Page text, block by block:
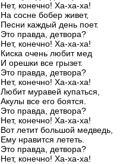
Нет, конечно! Ха-ха-ха!
На сосне бобер живет,
Песни каждый день поет.
Это правда, детвора?
Нет, конечно! Ха-ха-ха!
Киска очень любит мед
И орешки все грызет.
Это правда, детвора?
Нет, конечно! Ха-ха-ха!
Любит муравей купаться,
Акулы все его боятся.
Это правда, детвора?
Нет, конечно! Ха-ха-ха!
Вот летит большой медведь,
Ему нравится лететь.
Это правда, детвора?
Нет, конечно! Ха-ха-ха!